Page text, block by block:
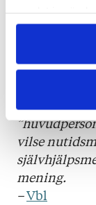
Ekholm har
att han
stämningar
kallats för
vilse
mening.
–Vbl